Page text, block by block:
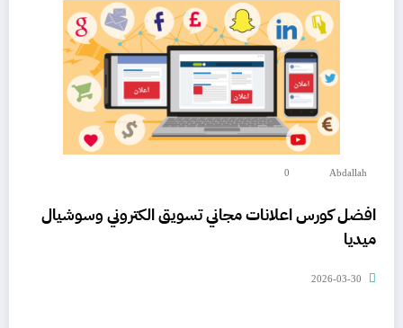
Abdallah
0
افضل كورس اعلانات مجاني تسويق الكتروني وسوشيال
ميديا
2026-03-30